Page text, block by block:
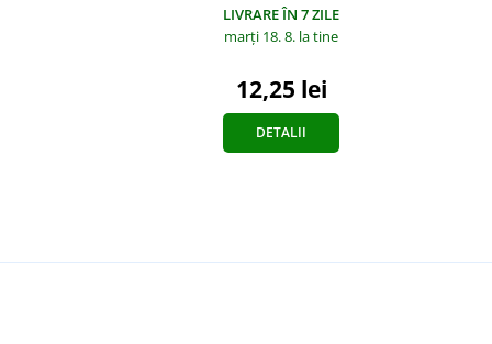
LIVRARE ÎN 7 ZILE
marți 18. 8. la tine
12,25 lei
DETALII